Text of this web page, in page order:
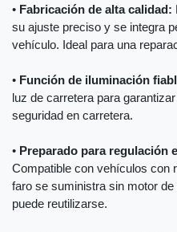
• Fabricación de alta calidad:
su ajuste preciso y se integra
vehículo. Ideal para una
• Función de iluminación
luz de carretera para
seguridad en carretera.
• Preparado para regulación
Compatible con vehículos con
faro se suministra sin motor de
puede reutilizarse.